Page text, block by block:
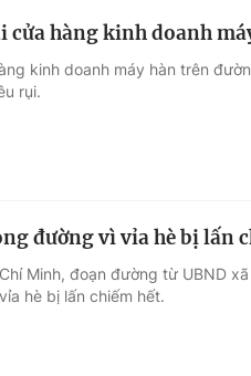
Du lịch
Làm đẹp
Chất lượng cuộc sống
cửa hàng kinh doanh
kinh doanh máy hàn trên
rụi.
đường vì vỉa hè bị lấn
Minh, đoạn đường từ UBND
hè bị lấn chiếm hết.